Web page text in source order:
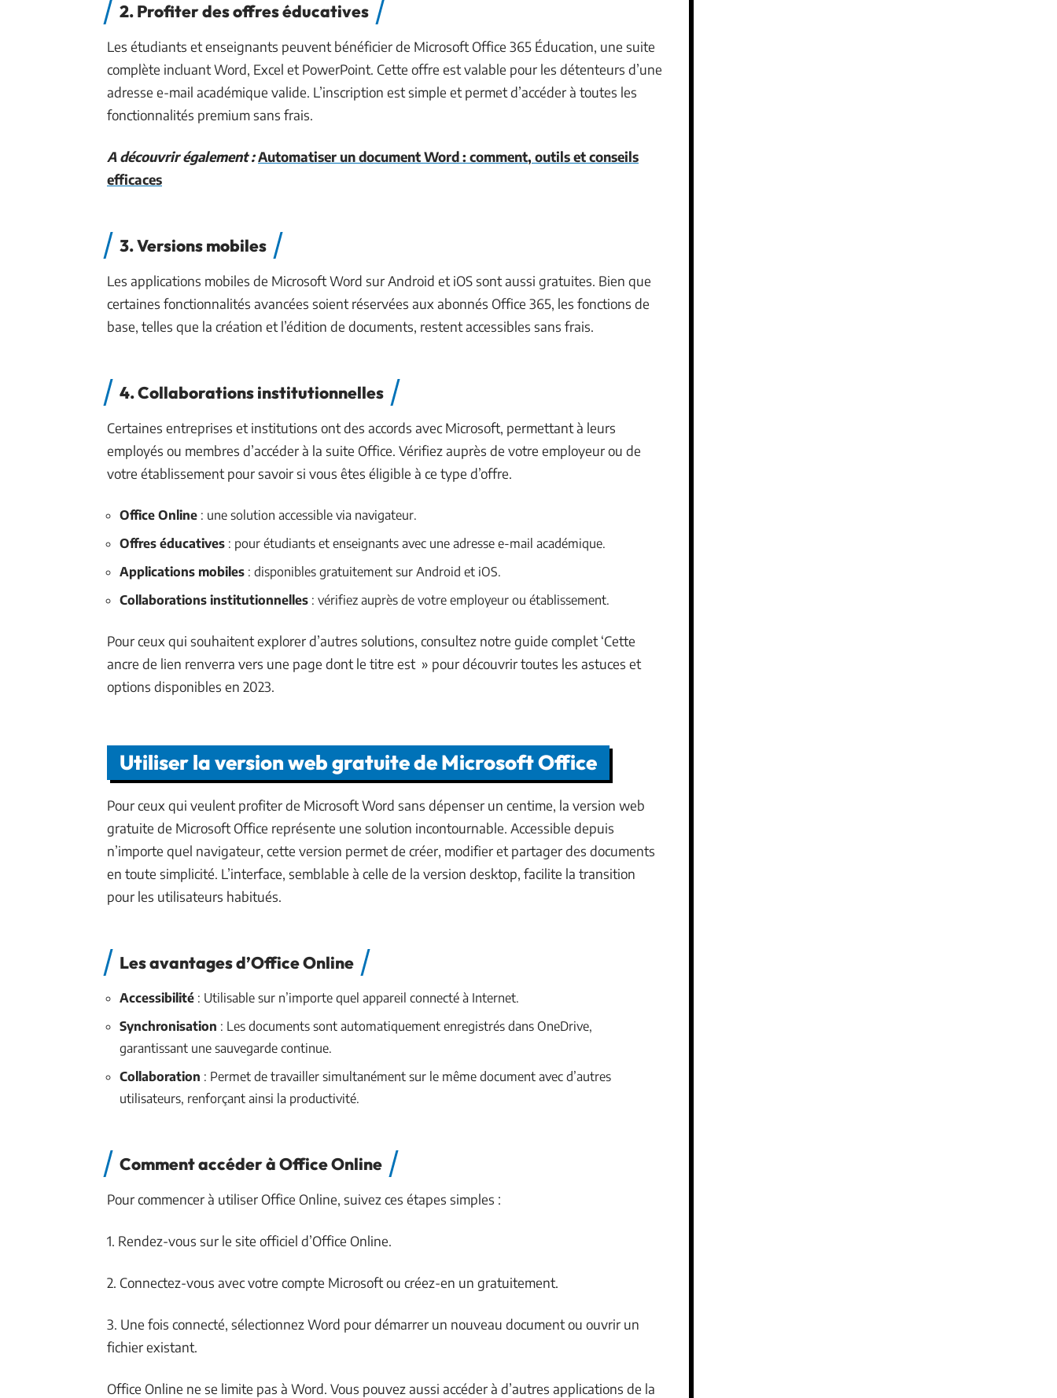
2. Profiter des offres éducatives
Les étudiants et enseignants peuvent bénéficier de Microsoft Office 365 Éducation, une suite
complète incluant Word, Excel et PowerPoint. Cette offre est valable pour les détenteurs d’une
adresse e-mail académique valide. L’inscription est simple et permet d’accéder à toutes les
fonctionnalités premium sans frais.
A découvrir également :Automatiser un document Word : comment, outils et conseils
efficaces
3. Versions mobiles
Les applications mobiles de Microsoft Word sur Android et iOS sont aussi gratuites. Bien que
certaines fonctionnalités avancées soient réservées aux abonnés Office 365, les fonctions de
base, telles que la création et l’édition de documents, restent accessibles sans frais.
4. Collaborations institutionnelles
Certaines entreprises et institutions ont des accords avec Microsoft, permettant à leurs
employés ou membres d’accéder à la suite Office. Vérifiez auprès de votre employeur ou de
votre établissement pour savoir si vous êtes éligible à ce type d’offre.
Office Online : une solution accessible via navigateur.
Offres éducatives : pour étudiants et enseignants avec une adresse e-mail académique.
Applications mobiles : disponibles gratuitement sur Android et iOS.
Collaborations institutionnelles : vérifiez auprès de votre employeur ou établissement.
Pour ceux qui souhaitent explorer d’autres solutions, consultez notre guide complet ‘Cette
ancre de lien renverra vers une page dont le titre est » pour découvrir toutes les astuces et
options disponibles en 2023.
Utiliser la version web gratuite de Microsoft Office
Pour ceux qui veulent profiter de Microsoft Word sans dépenser un centime, la version web
gratuite de Microsoft Office représente une solution incontournable. Accessible depuis
n’importe quel navigateur, cette version permet de créer, modifier et partager des documents
en toute simplicité. L’interface, semblable à celle de la version desktop, facilite la transition
pour les utilisateurs habitués.
Les avantages d’Office Online
Accessibilité : Utilisable sur n’importe quel appareil connecté à Internet.
Synchronisation : Les documents sont automatiquement enregistrés dans OneDrive,
garantissant une sauvegarde continue.
Collaboration : Permet de travailler simultanément sur le même document avec d’autres
utilisateurs, renforçant ainsi la productivité.
Comment accéder à Office Online
Pour commencer à utiliser Office Online, suivez ces étapes simples :
1. Rendez-vous sur le site officiel d’Office Online.
2. Connectez-vous avec votre compte Microsoft ou créez-en un gratuitement.
3. Une fois connecté, sélectionnez Word pour démarrer un nouveau document ou ouvrir un
fichier existant.
Office Online ne se limite pas à Word. Vous pouvez aussi accéder à d’autres applications de la